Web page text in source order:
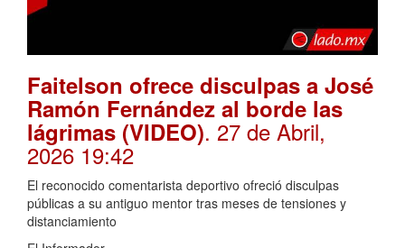
Faitelson ofrece disculpas a José
Ramón Fernández al borde las
lágrimas (VIDEO). 27 de Abril,
2026 19:42
El reconocido comentarista deportivo ofreció disculpas
públicas a su antiguo mentor tras meses de tensiones y
distanciamiento